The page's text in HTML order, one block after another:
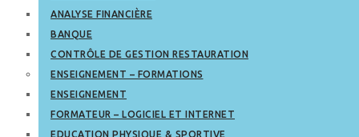
ANALYSE FINANCIÈRE
BANQUE
CONTRÔLE DE GESTION RESTAURATION
ENSEIGNEMENT – FORMATIONS
ENSEIGNEMENT
FORMATEUR – LOGICIEL ET INTERNET
EDUCATION PHYSIQUE & SPORTIVE